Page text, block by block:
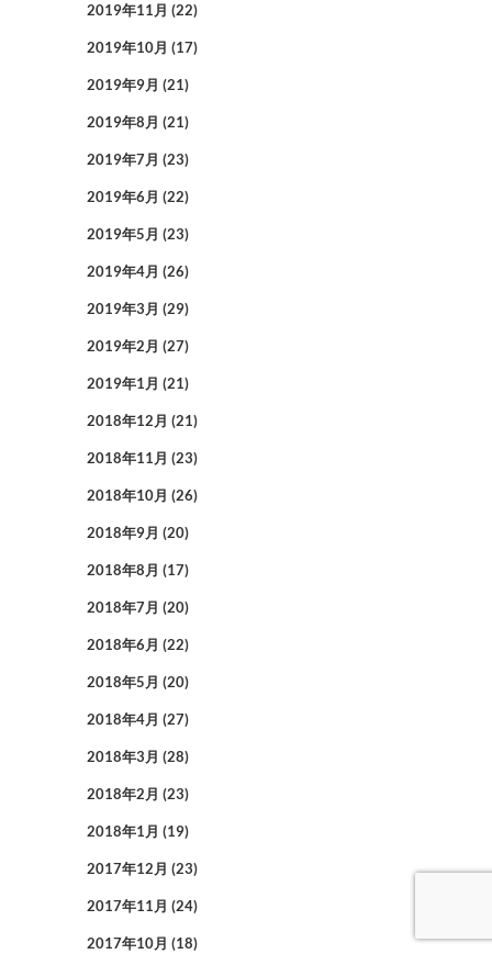
2019年11月 (22)
2019年10月 (17)
2019年9月 (21)
2019年8月 (21)
2019年7月 (23)
2019年6月 (22)
2019年5月 (23)
2019年4月 (26)
2019年3月 (29)
2019年2月 (27)
2019年1月 (21)
2018年12月 (21)
2018年11月 (23)
2018年10月 (26)
2018年9月 (20)
2018年8月 (17)
2018年7月 (20)
2018年6月 (22)
2018年5月 (20)
2018年4月 (27)
2018年3月 (28)
2018年2月 (23)
2018年1月 (19)
2017年12月 (23)
2017年11月 (24)
2017年10月 (18)